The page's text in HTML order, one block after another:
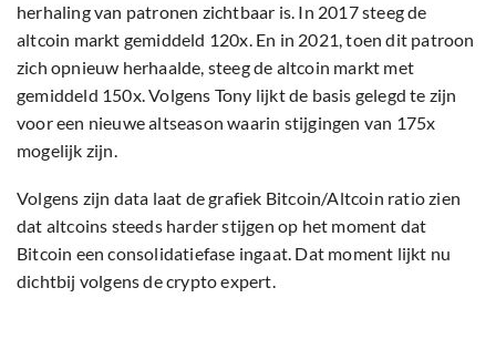
herhaling van patronen zichtbaar is. In 2017 steeg de
altcoin markt gemiddeld 120x. En in 2021, toen dit patroon
zich opnieuw herhaalde, steeg de altcoin markt met
gemiddeld 150x. Volgens Tony lijkt de basis gelegd te zijn
voor een nieuwe altseason waarin stijgingen van 175x
mogelijk zijn.
Volgens zijn data laat de grafiek Bitcoin/Altcoin ratio zien
dat altcoins steeds harder stijgen op het moment dat
Bitcoin een consolidatiefase ingaat. Dat moment lijkt nu
dichtbij volgens de crypto expert.